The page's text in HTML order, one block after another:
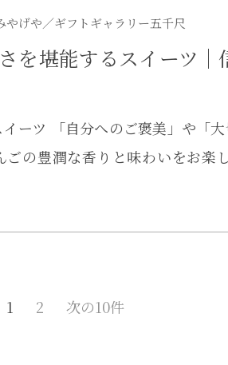
やげや／ギフトギャラリー五千尺
を堪能するスイーツ
ーツ 「自分へのご褒美」や「
ごの豊潤な香りと味わいをお
1 2 次の10件